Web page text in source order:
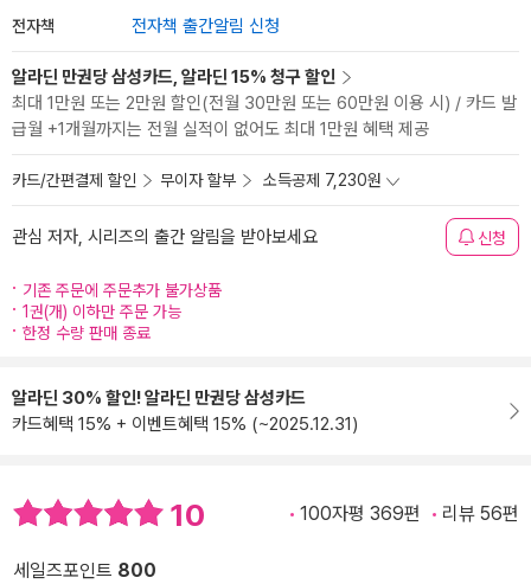
전자책 전자책 출간알림 신청
알라딘 만권당 삼성카드, 알라딘 15% 청구 할인
최대 1만원 또는 2만원 할인(전월 30만원 또는 60만원 이용 시) / 카드 발
급월 +1개월까지는 전월 실적이 없어도 최대 1만원 혜택 제공
카드/간편결제 할인 무이자 할부 소득공제 7,230원
관심 저자, 시리즈의 출간 알림을 받아보세요 신청
기존 주문에 주문추가 불가상품
1권(개) 이하만 주문 가능
한정 수량 판매 종료
알라딘 30% 할인! 알라딘 만권당 삼성카드
카드혜택 15% + 이벤트혜택 15% (~2025.12.31)
10 100자평 369편 리뷰 56편
세일즈포인트 800